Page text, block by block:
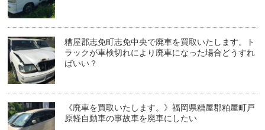
糟屋郡志免町志免中央で廃車を買取いたします。ト
ラックが車検切れにより廃車になった場合どうすれ
ばいい？
《廃車を買取いたします。》福岡県糟屋郡粕屋町戸
原軽自動車の事故車を廃車にしたい